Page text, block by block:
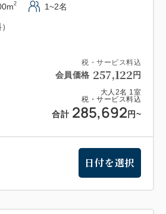
税・サービス料込
会員価格 257,122 円
大人 2名 1 室
税・サービス料込
合計 285,692 円~
2 1~2名
日付を選択